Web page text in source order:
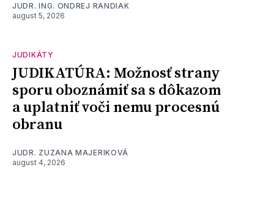
JUDR. ING. ONDREJ RANDIAK
august 5, 2026
JUDIKÁTY
JUDIKATÚRA: Možnosť strany
sporu oboznámiť sa s dôkazom
a uplatniť voči nemu procesnú
obranu
JUDR. ZUZANA MAJERIKOVÁ
august 4, 2026